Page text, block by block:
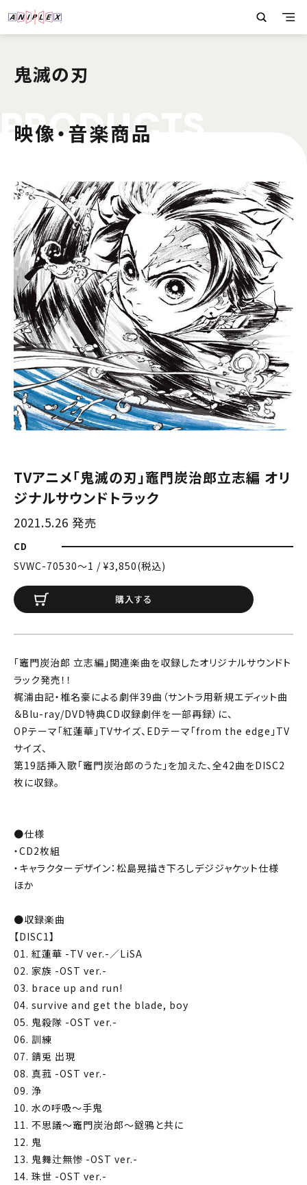
鬼滅の刃
PRODUC
映像・音楽商品
TVアニメ「鬼滅の刃」竈門炭治郎立志編 オリ
ジナルサウンドトラック
2021.5.26 発売
CD
SVWC-70530〜1 / ¥3,850(税込)
購入する
「竈門炭治郎 立志編」関連楽曲を収録したオリジナルサウンドト
ラック発売！！
梶浦由記・椎名豪による劇伴39曲（サントラ用新規エディット曲
＆Blu-ray/DVD特典CD収録劇伴を一部再録）に、
OPテーマ「紅蓮華」TVサイズ、EDテーマ「from the edge」TV
サイズ、
第19話挿入歌「竈門炭治郎のうた」を加えた、全42曲をDISC2
枚に収録。
●仕様
・CD2枚組
・キャラクターデザイン：松島晃描き下ろしデジジャケット仕様
ほか
●収録楽曲
【DISC1】
01. 紅蓮華 -TV ver.-／LiSA
02. 家族 -OST ver.-
03. brace up and run!
04. survive and get the blade, boy
05. 鬼殺隊 -OST ver.-
06. 訓練
07. 錆兎 出現
08. 真菰 -OST ver.-
09. 浄
10. 水の呼吸～手鬼
11. 不思議～竈門炭治郎～鎹鴉と共に
12. 鬼
13. 鬼舞辻無惨 -OST ver.-
14. 珠世 -OST ver.-